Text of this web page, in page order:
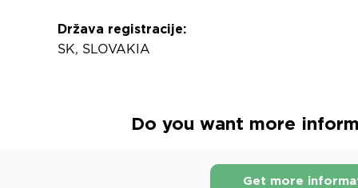
Država registracije:
SK, SLOVAKIA
Do you want more
Get more